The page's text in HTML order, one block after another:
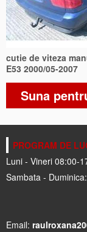
cutie de viteza
E53 2000/05-2007
Suna
PROGRAM DE
Luni - Vineri 08:00-
Sambata -
Email: